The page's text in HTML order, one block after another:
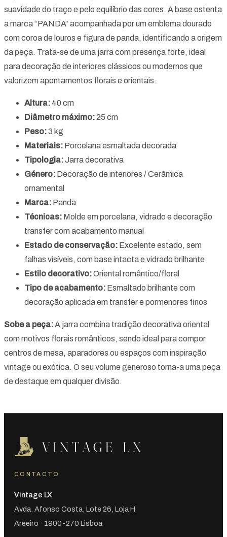
suavidade do traço e pelo equilíbrio das cores. A base ostenta
a marca “PANDA” acompanhada por um emblema dourado
com coroa de louros e figura de panda, identificando a origem
da peça. Trata-se de uma jarra com presença forte, ideal
para decoração de interiores clássicos ou modernos que
valorizem apontamentos florais e orientais.
Altura: 40 cm
Diâmetro máximo:25 cm
Peso:3 kg
Materiais: Porcelana esmaltada decorada
Tipologia:Jarra decorativa
Género: Decoração de interiores / Cerâmica
ornamental
Marca: Panda
Técnicas: Molde em porcelana, vidrado e decoração
transfer com acabamento manual
Estado de conservação: Excelente estado, sem
falhas visíveis, com base intacta e vidrado brilhante
Estilo decorativo:Oriental romântico/floral
Tipo de acabamento: Esmaltado brilhante com
decoração aplicada em transfer e pormenores finos
Sobe a peça:A jarra combina tradição decorativa oriental
com motivos florais românticos, sendo ideal para compor
centros de mesa, aparadores ou espaços com inspiração
vintage ou exótica. O seu volume generoso torna-a uma peça
de destaque em qualquer divisão.
CONTACTO
Vintage LX
Avda. Afonso Costa, Lote 26, Loja H
Areeiro · 1900-270 Lisboa